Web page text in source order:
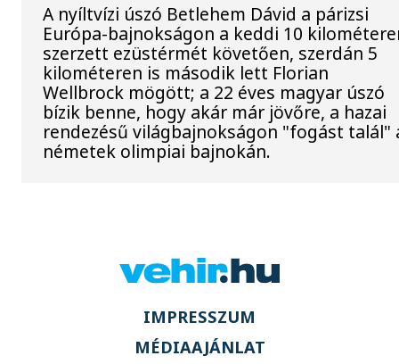
A nyíltvízi úszó Betlehem Dávid a párizsi
Európa-bajnokságon a keddi 10
szerzett ezüstérmét követően, szerdán 5
kilométeren is második lett Florian
Wellbrock mögött; a 22 éves magyar úszó
bízik benne, hogy akár már jövőre, a hazai
rendezésű világbajnokságon "fogást talál"
németek olimpiai bajnokán.
IMPRESSZUM
MÉDIAAJÁNLAT